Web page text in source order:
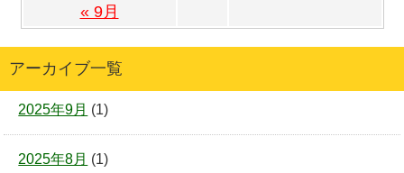
« 9月
アーカイブ一覧
2025年9月 (1)
2025年8月 (1)